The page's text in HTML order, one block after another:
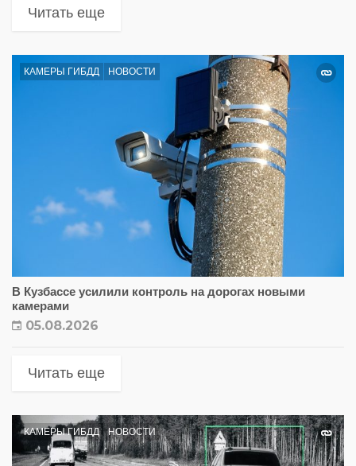
Читать еще
КАМЕРЫ ГИБДД НОВОСТИ
В Кузбассе усилили контроль на дорогах новыми
камерами
05.08.2026
Читать еще
КАМЕРЫ ГИБДД НОВОСТИ